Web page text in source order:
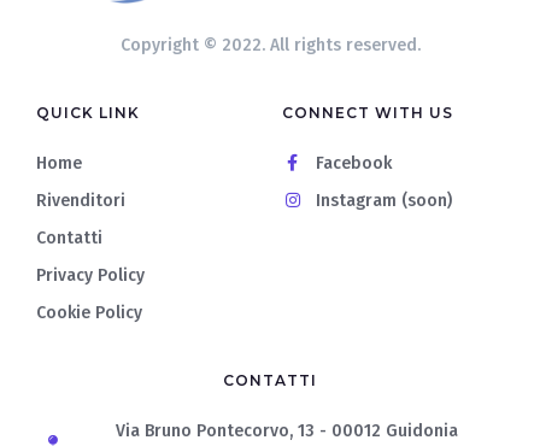
Copyright © 2022. All rights reserved.
QUICK LINK
Home
Rivenditori
Contatti
Privacy Policy
Cookie Policy
CONNECT WITH US
Facebook
Instagram (soon)
CONTATTI
Via Bruno Pontecorvo, 13 - 00012 Guidonia